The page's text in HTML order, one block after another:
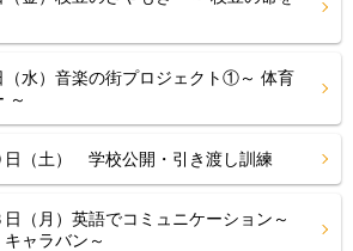
水）音楽の街プロジェクト①～ 体育
～
（土） 学校公開・引き渡し訓練
（月）英語でコミュニケーション～
ャラバン～